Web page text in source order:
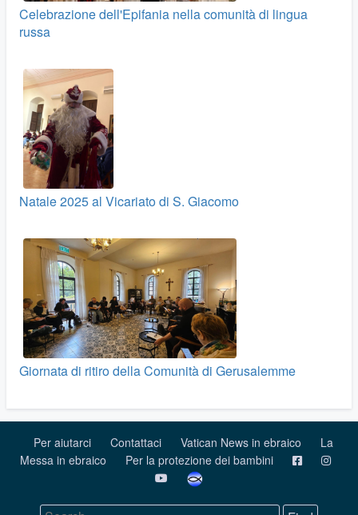
Celebrazione dell'Epifania nella comunità di lingua
russa
Natale 2025 al Vicariato di S. Giacomo
Giornata di ritiro della Comunità di Gerusalemme
Per aiutarci Contattaci Vatican News in ebraico
La
Messa in ebraico
Per la protezione dei bambini